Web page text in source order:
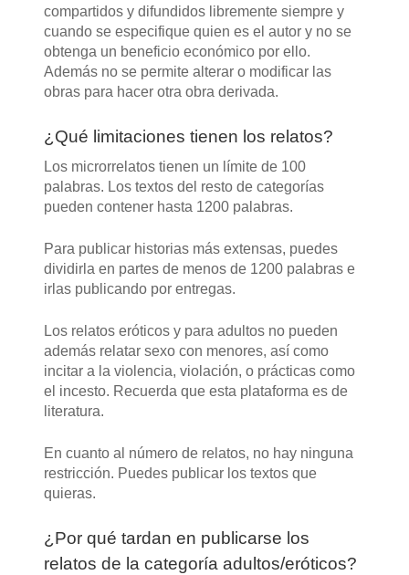
compartidos y difundidos libremente siempre y
cuando se especifique quien es el autor y no se
obtenga un beneficio económico por ello.
Además no se permite alterar o modificar las
obras para hacer otra obra derivada.
¿Qué limitaciones tienen los relatos?
Los microrrelatos tienen un límite de 100
palabras. Los textos del resto de categorías
pueden contener hasta 1200 palabras.
Para publicar historias más extensas, puedes
dividirla en partes de menos de 1200 palabras e
irlas publicando por entregas.
Los relatos eróticos y para adultos no pueden
además relatar sexo con menores, así como
incitar a la violencia, violación, o prácticas como
el incesto. Recuerda que esta plataforma es de
literatura.
En cuanto al número de relatos, no hay ninguna
restricción. Puedes publicar los textos que
quieras.
¿Por qué tardan en publicarse los
relatos de la categoría adultos/eróticos?